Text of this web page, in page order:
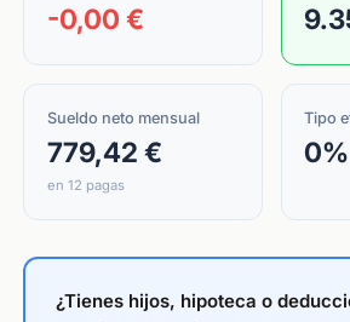
-0,00 €
Sueldo neto mensual
779,42 €
en 12 pagas
Tipo
0%
¿Tienes hijos, hipoteca o